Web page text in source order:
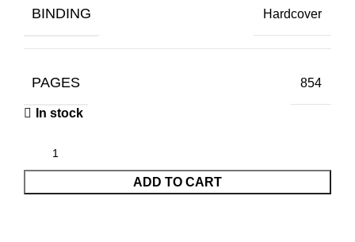
BINDING Hardcover
PAGES 854
In stock
ADD TO CART